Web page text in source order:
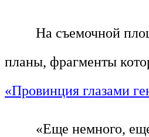
На съемочной
планы, фрагменты
«Провинция глазами
«Еще немного,